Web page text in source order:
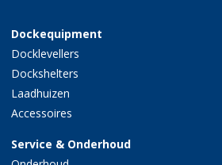
Dockequipment
Docklevellers
Dockshelters
Laadhuizen
Accessoires
Service & Onderhoud